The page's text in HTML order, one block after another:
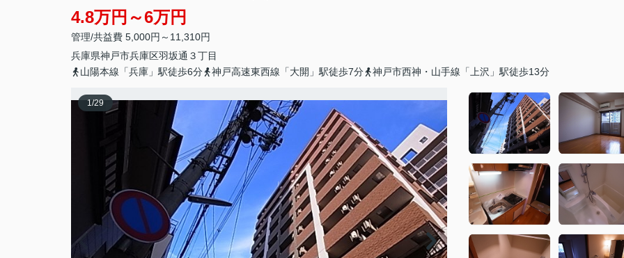
4.8万円～6万円
管理/共益費 5,000円～11,310円
兵庫県神戸市兵庫区羽坂通 ３丁目
山陽本線「兵庫」駅徒歩6分
神戸高速東西線「大開」駅徒歩7分 神戸市西神・山手線「上沢」駅徒歩13分
1/29